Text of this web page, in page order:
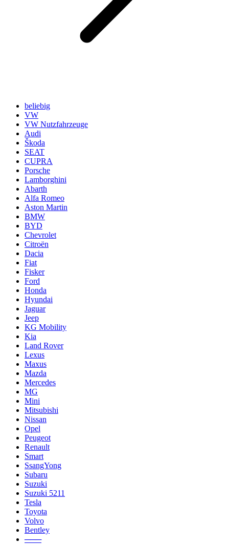
beliebig
VW
VW Nutzfahrzeuge
Audi
Škoda
SEAT
CUPRA
Porsche
Lamborghini
Abarth
Alfa Romeo
Aston Martin
BMW
BYD
Chevrolet
Citroën
Dacia
Fiat
Fisker
Ford
Honda
Hyundai
Jaguar
Jeep
KG Mobility
Kia
Land Rover
Lexus
Maxus
Mazda
Mercedes
MG
Mini
Mitsubishi
Nissan
Opel
Peugeot
Renault
Smart
SsangYong
Subaru
Suzuki
Suzuki 5211
Tesla
Toyota
Volvo
Bentley
───